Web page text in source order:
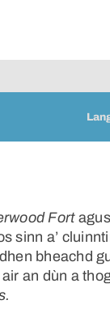
Fortagus
sinn a’
bheachd
an dùn a